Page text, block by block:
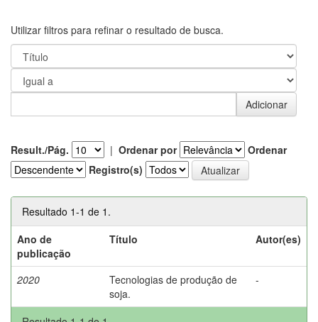
Utilizar filtros para refinar o resultado de busca.
Result./Pág. | Ordenar por
Ordenar
Registro(s)
Resultado 1-1 de 1.
Ano de
publicação
Título Autor(es)
2020
Tecnologias de produção de
soja.
-